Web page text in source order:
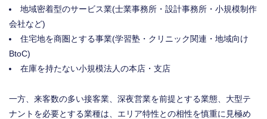
地域密着型のサービス業(士業事務所・設計事務所・小規模制作
会社など)
住宅地を商圏とする事業(学習塾・クリニック関連・地域向け
BtoC)
在庫を持たない小規模法人の本店・支店
一方、来客数の多い接客業、深夜営業を前提とする業態、大型テ
ナントを必要とする業種は、エリア特性との相性を慎重に見極め